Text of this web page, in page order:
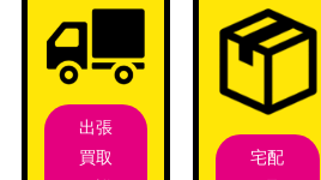
出張
買取
宅配